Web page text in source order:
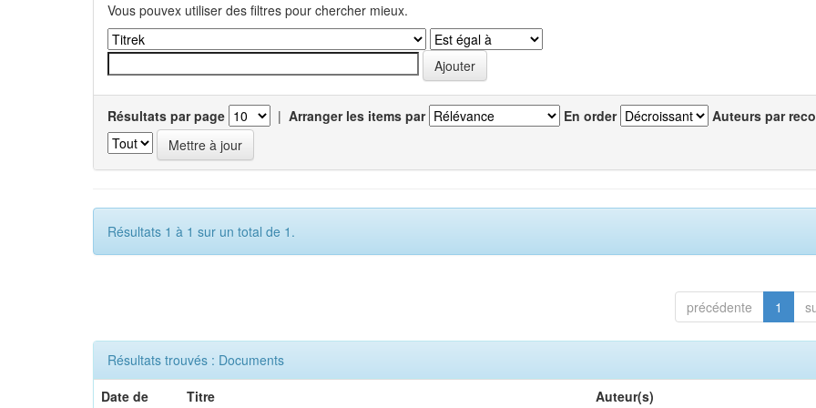
Vous pouvex utiliser des filtres pour chercher mieux.
Résultats par page | Arranger les items par En order Auteurs par
Résultats 1 à 1 sur un total de 1.
précédente 1
Résultats trouvés : Documents
Date de
Titre Auteur(s)